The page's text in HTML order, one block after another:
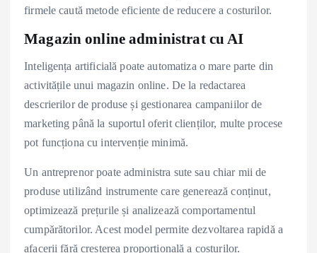
firmele caută metode eficiente de reducere a costurilor.
Magazin online administrat cu AI
Inteligența artificială poate automatiza o mare parte din
activitățile unui magazin online. De la redactarea
descrierilor de produse și gestionarea campaniilor de
marketing până la suportul oferit clienților, multe procese
pot funcționa cu intervenție minimă.
Un antreprenor poate administra sute sau chiar mii de
produse utilizând instrumente care generează conținut,
optimizează prețurile și analizează comportamentul
cumpărătorilor. Acest model permite dezvoltarea rapidă a
afacerii fără creșterea proporțională a costurilor.